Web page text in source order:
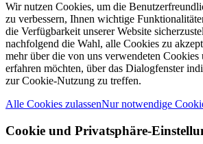
Wir nutzen Cookies, um die
zu verbessern, Ihnen wichtige
die Verfügbarkeit unserer Website
nachfolgend die Wahl, alle Cookies zu
mehr über die von uns verwendeten
erfahren möchten, über das Dialogfenster
zur Cookie-Nutzung zu treffen.
Alle Cookies zulassenNur notwendige
Cookie und Privatsphäre-